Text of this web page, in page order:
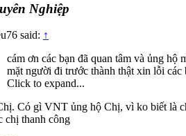
Nghiệp
said: ↑
cám ơn các bạn đã quan tâm và ủng
mặt người đi trước thành thật xin lỗi các
Click to expand...
Có gì VNT ủng hộ Chị, vì ko biết là
chị thanh công